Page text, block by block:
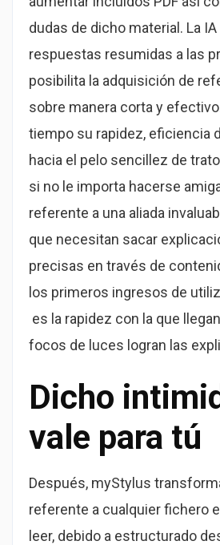
dudas de dicho material. La
respuestas resumidas a las
posibilita la adquisición de
sobre manera corta y
tiempo su rapidez, eficiencia
hacia el pelo sencillez de
si no le importa hacerse
referente a una aliada
que necesitan sacar
precisas en través de
los primeros ingresos de
es la rapidez con la que
focos de luces logran las
Dicho
vale para tú
Después, myStylus
referente a cualquier fichero
leer, debido a estructurado